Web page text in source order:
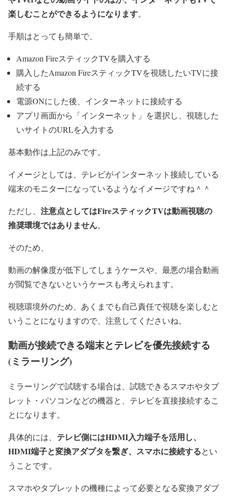
楽しむことができるようになります。
手順はとっても簡単で、
Amazon FireスティックTVを購入する
購入したAmazon FireスティックTVを視聴したいTVに接
続する
電源ONにした後、インターネットに接続する
アプリ画面から「インターネット」を選択し、視聴した
いサイトのURLを入力する
基本動作は上記のみです。
イメージとしては、テレビがインターネット接続している
端末のモニターになっているようなイメージですね＾＾
ただし、 注意点としてはFireスティックTVは動画視聴の
推奨環境ではありません。
そのため、
動画の解像度が低下してしまうケースや、最悪の場合動画
が閲覧できないというケースも考えられます。
視聴環境外のため、あくまでも自己責任で視聴を楽しむと
いうことになりますので、注意してくださいね。
動画が接続できる端末とテレビを優先接続する
(ミラーリング)
ミラーリングで試聴する場合は、試聴できるスマホやタブ
レット・パソコンなどの機器と、テレビを直接接続するこ
とになります。
具体的には、 テレビ側にはHDMI入力端子を活用し、
HDMI端子と変換アダプタを繋ぎ、スマホに接続するとい
うことです。
スマホやタブレットの機種によって必要となる変換アダブ